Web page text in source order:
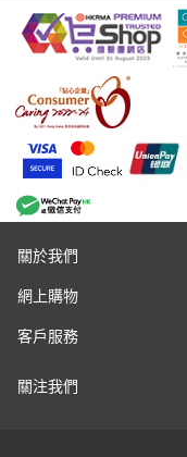
關於我們
網上購物
客戶服務
關注我們